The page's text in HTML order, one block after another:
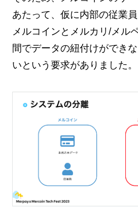
あたって、仮に内部の従業員
メルコインとメルカリ/メル
間でデータの紐付けができ
いという要求がありました。